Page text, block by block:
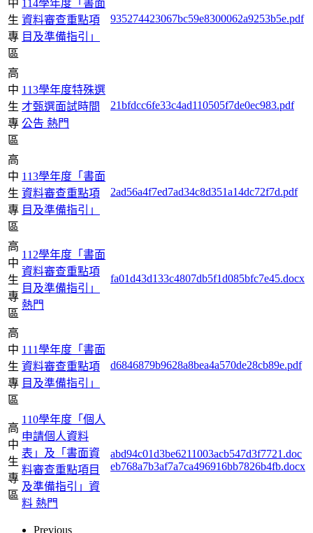
中
生
專
區
114學年度「書面
資料審查重點項
目及準備指引」
935274423067bc59e8300062a9253b5e.pdf
高
中
生
專
區
113學年度特殊選
才甄選面試時間
公告 熱門
21bfdcc6fe33c4ad110505f7de0ec983.pdf
高
中
生
專
區
113學年度「書面
資料審查重點項
目及準備指引」
2ad56a4f7ed7ad34c8d351a14dc72f7d.pdf
高
中
生
專
區
112學年度「書面
資料審查重點項
目及準備指引」
熱門
fa01d43d133c4807db5f1d085bfc7e45.docx
高
中
生
專
區
111學年度「書面
資料審查重點項
目及準備指引」
d6846879b9628a8bea4a570de28cb89e.pdf
高
中
生
專
區
110學年度「個人
申請個人資料
表」及「書面資
料審查重點項目
及準備指引」資
料 熱門
abd94c01d3be6211003acb547d3f7721.doc
eb768a7b3af7a7ca496916bb7826b4fb.docx
Previous